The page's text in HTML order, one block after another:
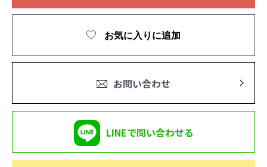
お気に入りに追加
お問い合わせ
LINEで問い合わせる